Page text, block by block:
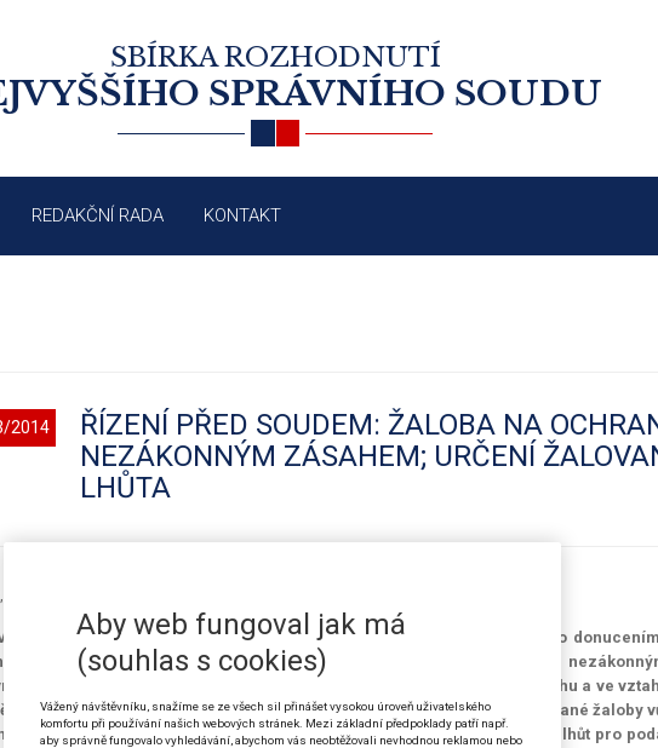
SBÍRKA ROZHODNUTÍ
SPRÁVNÍHO SOUDU
REDAKČNÍ RADA KONTAKT
2014
ŘÍZENÍ PŘED SOUDEM: ŽALOBA NA
NEZÁKONNÝM ZÁSAHEM; URČENÍ
LHŮTA
§ 84 a § 92 soudního řádu správního
případě žalob na ochranu před nezákonným zásahem, pokynem nebo
určen tvrzením žalobce (§ 83 s. ř. s.). Účinky žaloby na ochranu před
orgánu nastupují pouze ve vztahu k tvrzenému nezákonnému zásahu a ve
označil. Při záměně účastníků řízení na straně žalované pak účinky podané žaloby
návrhu na záměnu účastníků řízení. Při posuzování otázky zachování lhůt pro
Aby web fungoval jak má
(souhlas s cookies)
Vážený návštěvníku, snažíme se ze všech sil přinášet vysokou úroveň uživatelského
komfortu při používání našich webových stránek. Mezi základní předpoklady patří např.
aby správně fungovalo vyhledávání, abychom vás neobtěžovali nevhodnou reklamou nebo